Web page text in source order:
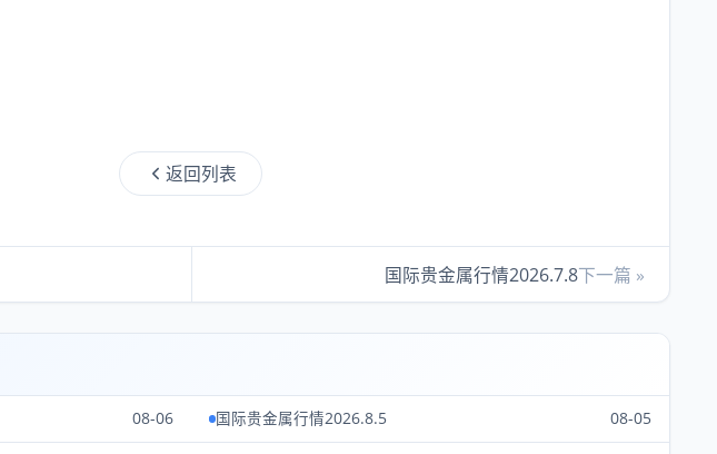
返回列表
国际贵金属行情2026.7.8下一篇 »
08-06 国际贵金属行情2026.8.5 08-05